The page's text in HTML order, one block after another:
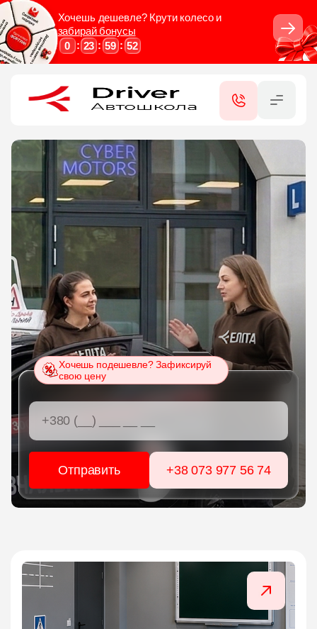
Хочешь дешевле? Крути колесо и
забирай бонусы
0
: 23 : 59 : 52
Закрыть
RU UA
КАТЕГОРИИ
УСЛУГИ
ФИЛИАЛЫ
СЕРТИФИКАТЫ
КОНТАКТЫ
ОТЗЫВЫ
ЦЕНЫ
ИНСТРУКТОРЫ
ОНЛАЙН ОБУЧЕНИЕ
Хочешь подешевле? Зафиксируй
свою цену
+38 073 977 56 74